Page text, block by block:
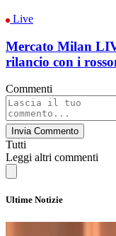
Live
Mercato Milan
rilancio con i
Commenti
Invia Commento
Tutti
Leggi altri commenti
Ultime Notizie